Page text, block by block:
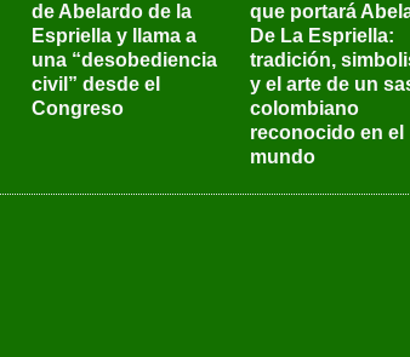
de Abelardo de la
Espriella y llama a
una “desobediencia
civil” desde el
Congreso
que portará
De La Espriella:
tradición,
y el arte de un
colombiano
reconocido en el
mundo